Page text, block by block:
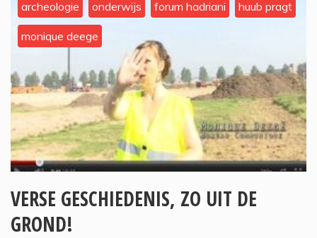
archeologie onderwijs forum hadriani huub pragt
monique deege
VERSE GESCHIEDENIS, ZO UIT DE
GROND!